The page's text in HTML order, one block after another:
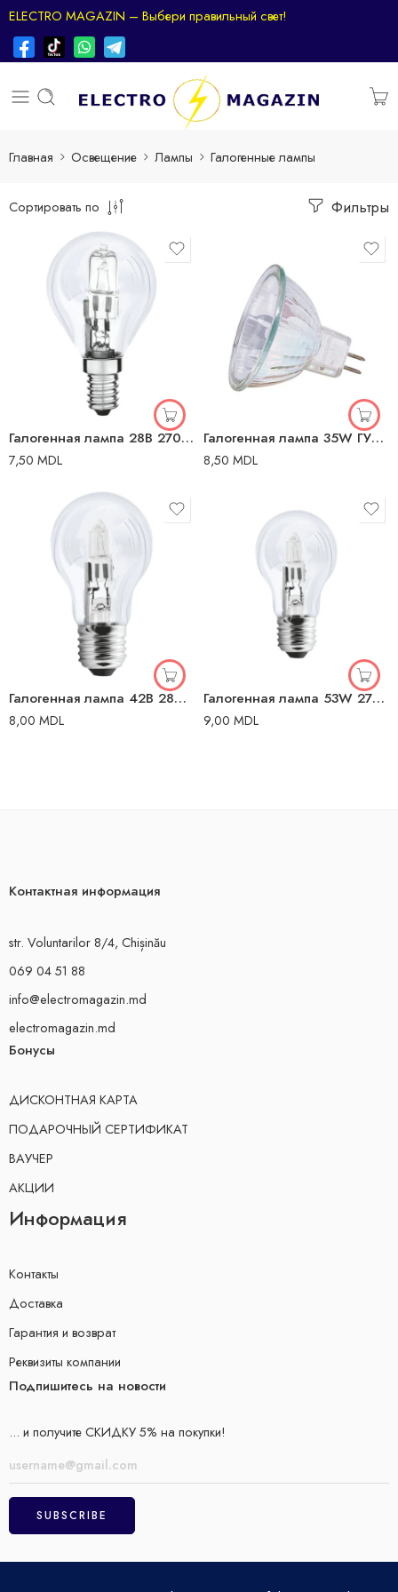
ELECTRO MAGAZIN – Выбери правильный свет!
Главная Освещение Лампы Галогенные лампы
Фильтры
Сортировать по
Галогенная лампа 28В 2700K E14 Г45 Heco
7,50 MDL
Галогенная лампа 35W ГУ5,3 12V Lumineco
8,50 MDL
Галогенная лампа 42В 2800K E27 Г45 Lumineco
8,00 MDL
Галогенная лампа 53W 2700K E27 Heco
9,00 MDL
Контактная информация
str. Voluntarilor 8/4, Chișinău
069 04 51 88
info@electromagazin.md
electromagazin.md
Бонусы
ДИСКОНТНАЯ КАРТА
ПОДАРОЧНЫЙ СЕРТИФИКАТ
ВАУЧЕР
АКЦИИ
Информация
Контакты
Доставка
Гарантия и возврат
Реквизиты компании
Подпишитесь на новости
... и получите СКИДКУ 5% на покупки!